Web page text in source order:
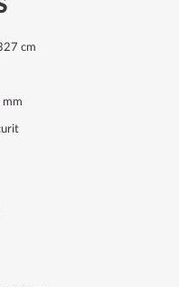
cm
mm